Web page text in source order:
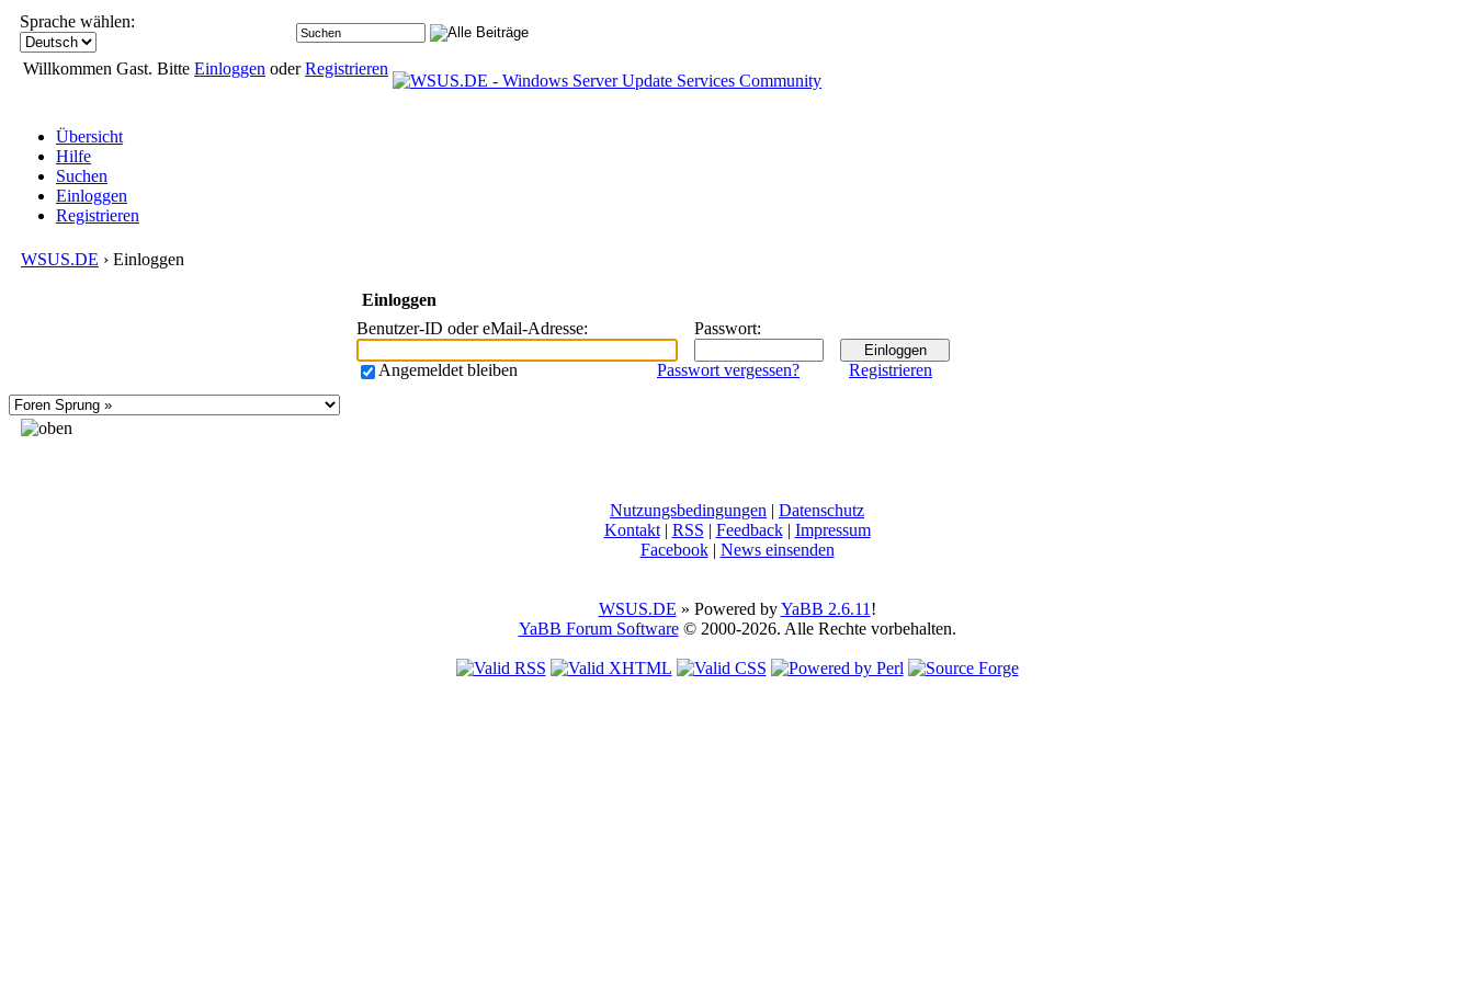
Sprache wählen:
Willkommen Gast. Bitte Einloggen oderRegistrieren
Übersicht
Hilfe
Suchen
Einloggen
Registrieren
WSUS.DE › Einloggen
Einloggen
Benutzer-ID oder eMail-Adresse: Passwort:
Angemeldet bleiben Registrieren
Passwort vergessen?
Nutzungsbedingungen | Datenschutz
Kontakt| RSS | Feedback| Impressum
Facebook| News einsenden
WSUS.DE » Powered byYaBB 2.6.11 !
YaBB Forum Software© 2000-2026. Alle Rechte vorbehalten.